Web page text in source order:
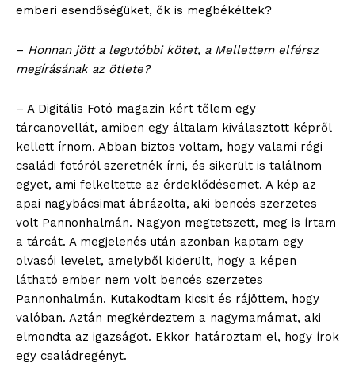
emberi esendőségüket, ők is megbékéltek?
– Honnan jött a legutóbbi kötet, a Mellettem elférsz
megírásának az ötlete?
– A Digitális Fotó magazin kért tőlem egy
tárcanovellát, amiben egy általam kiválasztott képről
kellett írnom. Abban biztos voltam, hogy valami régi
családi fotóról szeretnék írni, és sikerült is találnom
egyet, ami felkeltette az érdeklődésemet. A kép az
apai nagybácsimat ábrázolta, aki bencés szerzetes
volt Pannonhalmán. Nagyon megtetszett, meg is írtam
a tárcát. A megjelenés után azonban kaptam egy
olvasói levelet, amelyből kiderült, hogy a képen
látható ember nem volt bencés szerzetes
Pannonhalmán. Kutakodtam kicsit és rájöttem, hogy
valóban. Aztán megkérdeztem a nagymamámat, aki
elmondta az igazságot. Ekkor határoztam el, hogy írok
egy családregényt.